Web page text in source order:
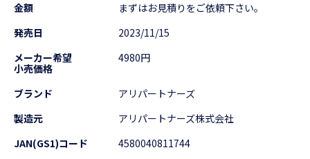
金額
まずはお見積りをご依頼下さい。
発売日
2023/11/15
メーカー希望
小売価格
4980円
ブランド
アリパートナーズ
製造元
アリパートナーズ株式会社
JAN(GS1)コード
4580040811744